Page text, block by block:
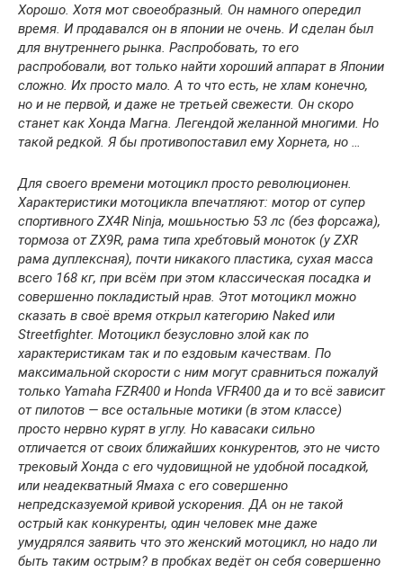
Хорошо. Хотя мот своеобразный. Он намного опередил
время. И продавался он в японии не очень. И сделан был
для внутреннего рынка. Распробовать, то его
распробовали, вот только найти хороший аппарат в Японии
сложно. Их просто мало. А то что есть, не хлам конечно,
но и не первой, и даже не третьей свежести. Он скоро
станет как Хонда Магна. Легендой желанной многими. Но
такой редкой. Я бы противопоставил ему Хорнета, но …
Для своего времени мотоцикл просто революционен.
Характеристики мотоцикла впечатляют: мотор от супер
спортивного ZX4R Ninja, мошьностью 53 лс (без форсажа),
тормоза от ZX9R, рама типа хребтовый моноток (у ZXR
рама дуплексная), почти никакого пластика, сухая масса
всего 168 кг, при всём при этом классическая посадка и
совершенно покладистый нрав. Этот мотоцикл можно
сказать в своё время открыл категорию Naked или
Streetfighter. Мотоцикл безусловно злой как по
характеристикам так и по ездовым качествам. По
максимальной скорости с ним могут сравниться пожалуй
только Yamaha FZR400 и Honda VFR400 да и то всё зависит
от пилотов — все остальные мотики (в этом классе)
просто нервно курят в углу. Но кавасаки сильно
отличается от своих ближайших конкурентов, это не чисто
трековый Хонда с его чудовищной не удобной посадкой,
или неадекватный Ямаха с его совершенно
непредсказуемой кривой ускорения. ДА он не такой
острый как конкуренты, один человек мне даже
умудрялся заявить что это женский мотоцикл, но надо ли
быть таким острым? в пробках ведёт он себя совершенно